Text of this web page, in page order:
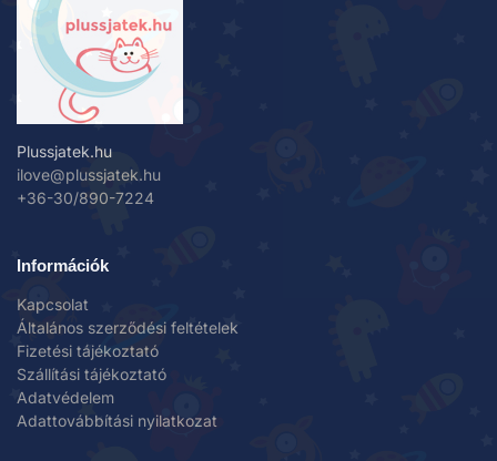
Plussjatek.hu
ilove@plussjatek.hu
+36-30/890-7224
Információk
Kapcsolat
Általános szerződési feltételek
Fizetési tájékoztató
Szállítási tájékoztató
Adatvédelem
Adattovábbítási nyilatkozat